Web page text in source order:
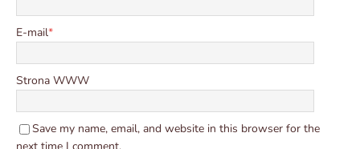
E-mail*
Strona WWW
Save my name, email, and website in this browser for the